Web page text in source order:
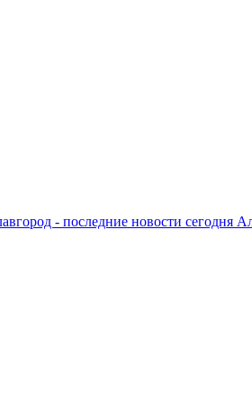
- последние новости сегодня